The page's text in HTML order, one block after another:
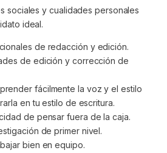
sociales y cualidades personales
ideal.
de redacción y edición.
de edición y corrección de
fácilmente la voz y el estilo
en tu estilo de escritura.
de pensar fuera de la caja.
de primer nivel.
bien en equipo.